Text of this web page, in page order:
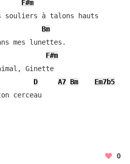
F#m
Bm
mes lunettes.
F#m
T'as fait de moi un animal, Ginette
D A7 Bm
Em7b5
cerceau
0